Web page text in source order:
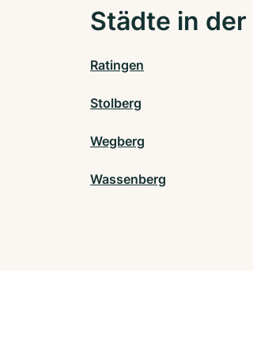
Städte in der
Ratingen
Stolberg
Wegberg
Wassenberg